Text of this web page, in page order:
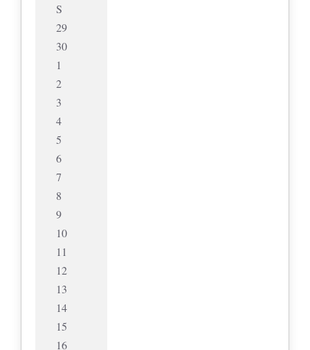
S
29
30
1
2
3
4
5
6
7
8
9
10
11
12
13
14
15
16